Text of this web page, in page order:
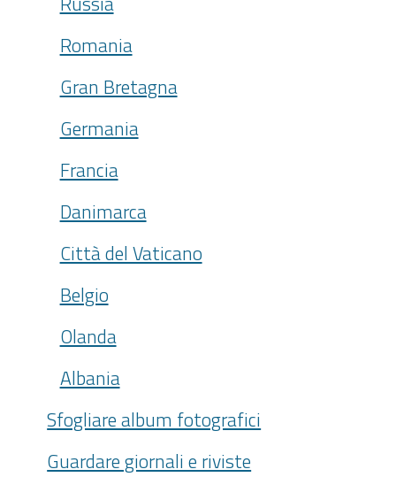
Romania
Gran Bretagna
Germania
Francia
Danimarca
Città del Vaticano
Belgio
Olanda
Albania
Sfogliare album fotografici
Guardare giornali e riviste